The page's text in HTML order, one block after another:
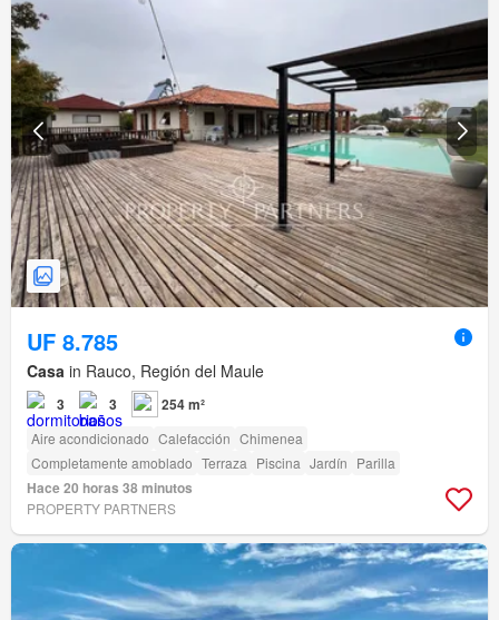
UF 8.785
Casa in Rauco, Región del Maule
3 3 254 m²
Aire acondicionado Calefacción Chimenea
Completamente amoblado Terraza Piscina Jardín Parilla
Hace 20 horas 38 minutos
PROPERTY PARTNERS